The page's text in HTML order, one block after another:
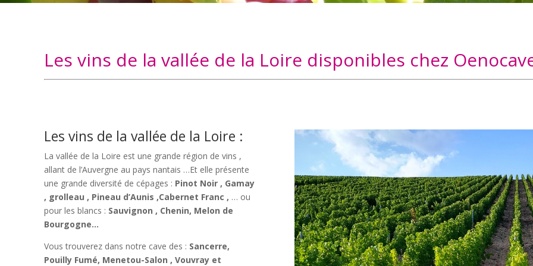
Les vins de la vallée de la Loire disponibles chez
Les vins de la vallée de la Loire :
La vallée de la Loire est une grande région de vins ,
allant de l’Auvergne au pays nantais …Et elle présente
une grande diversité de cépages : Pinot Noir , Gamay
, grolleau , Pineau d’Aunis ,Cabernet Franc , … ou
pour les blancs : Sauvignon , Chenin, Melon de
Bourgogne…
Vous trouverez dans notre cave des : Sancerre,
Pouilly Fumé, Menetou-Salon , Vouvray et